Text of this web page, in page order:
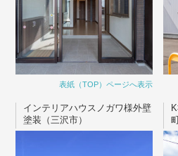
表紙（TOP）ページへ表示
インテリアハウスノガワ様外壁
塗装（三沢市）